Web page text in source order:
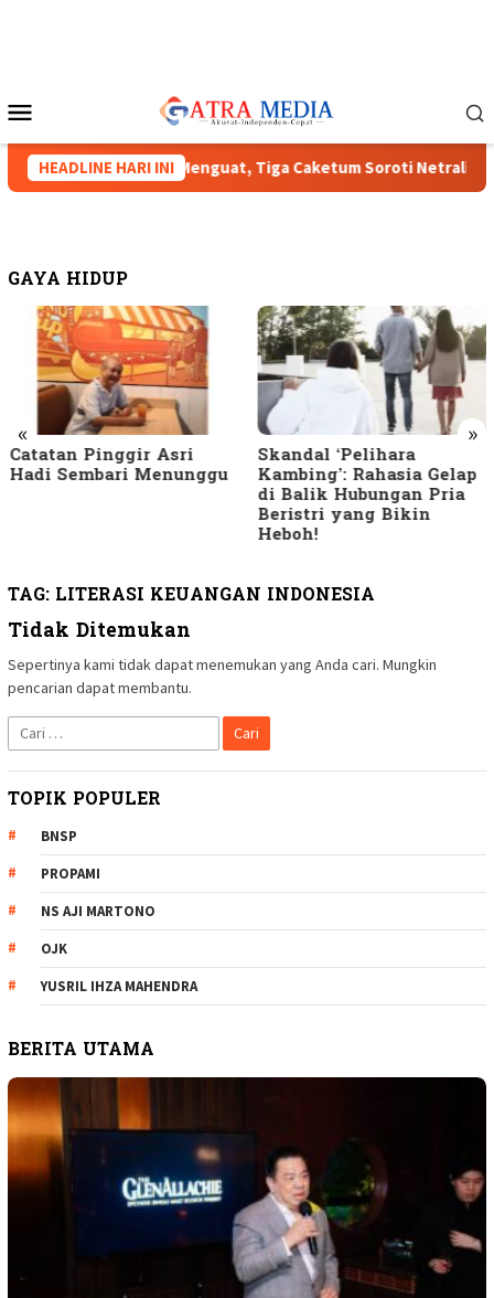
Mobile
HEADLINE HARI INI
HIPMI XVIII Menguat, Tiga Caketum Soroti Netralitas
GAYA HIDUP
« »
Catatan Pinggir Asri
Hadi Sembari Menunggu
Skandal ‘Pelihara
Kambing’: Rahasia Gelap
di Balik Hubungan Pria
Beristri yang Bikin
Heboh!
TAG: LITERASI KEUANGAN INDONESIA
Tidak Ditemukan
Sepertinya kami tidak dapat menemukan yang Anda cari. Mungkin
pencarian dapat membantu.
Cari
untuk:
TOPIK POPULER
BNSP
PROPAMI
NS AJI MARTONO
OJK
YUSRIL IHZA MAHENDRA
BERITA UTAMA